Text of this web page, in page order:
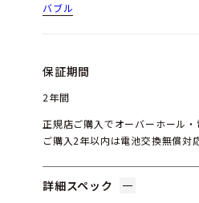
バブル
保証期間
2年間
正規店ご購入でオーバーホール・
ご購入2年以内は電池交換無償対応
詳細スペック